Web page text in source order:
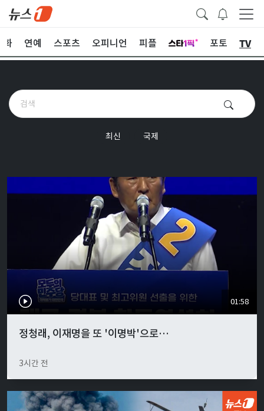
화 연예 스포츠 오피니언 피플 포토 TV
최신 국제
01:58
정청래, 이재명을 또 '이명박'으로…
3시간 전